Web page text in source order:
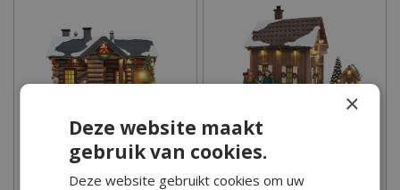
Santaville Houten Logde
met Kinderen LED
Santaville Houten Chalet
met Wandelaars LED
×
Deze website maakt
gebruik van cookies.
Deze website gebruikt cookies om uw